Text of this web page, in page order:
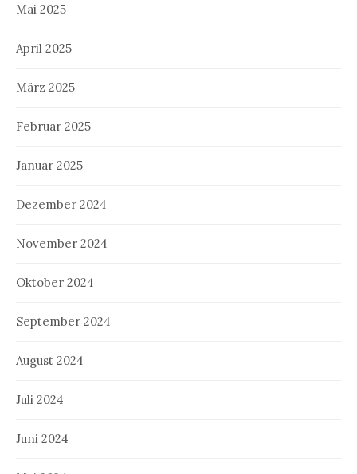
Mai 2025
April 2025
März 2025
Februar 2025
Januar 2025
Dezember 2024
November 2024
Oktober 2024
September 2024
August 2024
Juli 2024
Juni 2024